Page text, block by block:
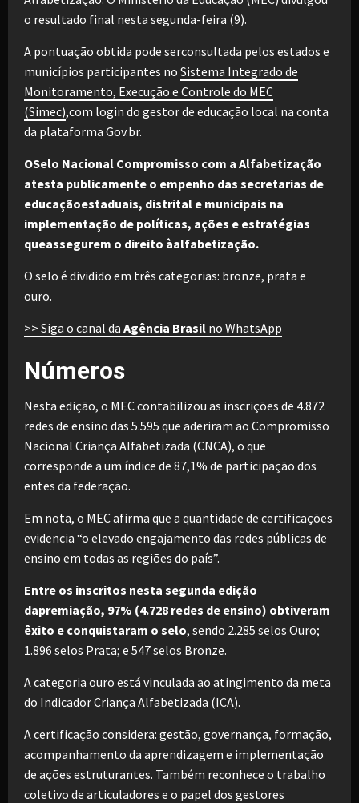
o resultado final nesta segunda-feira (9).
A pontuação obtida pode serconsultada pelos estados e
municípios participantes no Sistema Integrado de
Monitoramento, Execução e Controle do MEC
(Simec),com login do gestor de educação local na conta
da plataforma Gov.br.
OSelo Nacional Compromisso com a Alfabetização
atesta publicamente o empenho das secretarias de
educaçãoestaduais, distrital e municipais na
implementação de políticas, ações e estratégias
queassegurem o direito àalfabetização.
O selo é dividido em três categorias: bronze, prata e
ouro.
>> Siga o canal da Agência Brasil no WhatsApp
Números
Nesta edição, o MEC contabilizou as inscrições de 4.872
redes de ensino das 5.595 que aderiram ao Compromisso
Nacional Criança Alfabetizada (CNCA), o que
corresponde a um índice de 87,1% de participação dos
entes da federação.
Em nota, o MEC afirma que a quantidade de certificações
evidencia “o elevado engajamento das redes públicas de
ensino em todas as regiões do país”.
Entre os inscritos nesta segunda edição
dapremiação, 97% (4.728 redes de ensino) obtiveram
êxito e conquistaram o selo, sendo 2.285 selos Ouro;
1.896 selos Prata; e 547 selos Bronze.
A categoria ouro está vinculada ao atingimento da meta
do Indicador Criança Alfabetizada (ICA).
A certificação considera: gestão, governança, formação,
acompanhamento da aprendizagem e implementação
de ações estruturantes. Também reconhece o trabalho
coletivo de articuladores e o papel dos gestores